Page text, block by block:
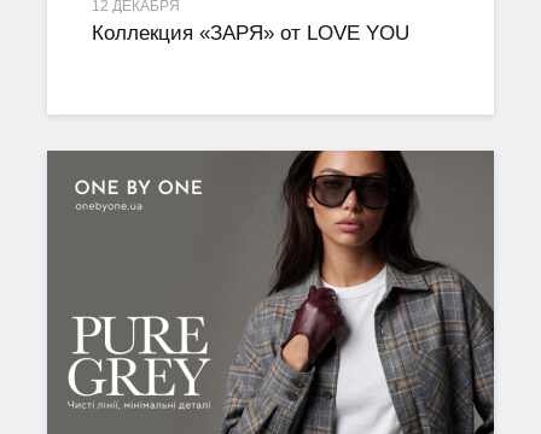
12 ДЕКАБРЯ
Коллекция «ЗАРЯ» от LOVE YOU